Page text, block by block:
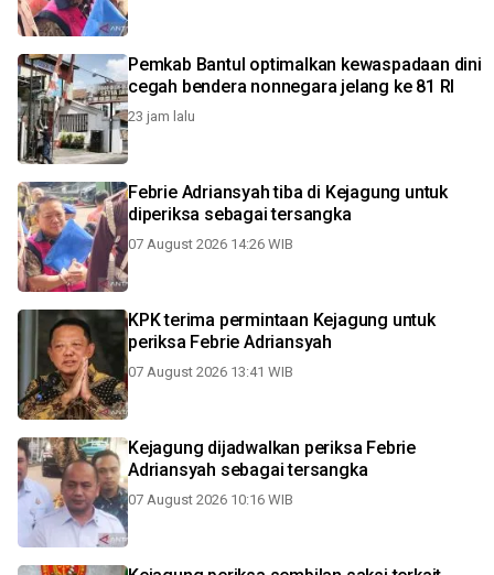
Pemkab Bantul optimalkan kewaspadaan dini
cegah bendera nonnegara jelang ke 81 RI
23 jam lalu
Febrie Adriansyah tiba di Kejagung untuk
diperiksa sebagai tersangka
07 August 2026 14:26 WIB
KPK terima permintaan Kejagung untuk
periksa Febrie Adriansyah
07 August 2026 13:41 WIB
Kejagung dijadwalkan periksa Febrie
Adriansyah sebagai tersangka
07 August 2026 10:16 WIB